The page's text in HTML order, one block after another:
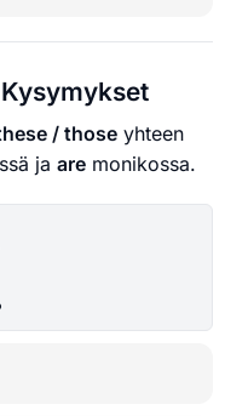
Kysymykset
/ those yhteen
ja are monikossa.